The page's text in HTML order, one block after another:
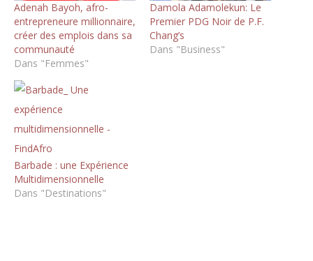
Adenah Bayoh, afro-
entrepreneure millionnaire,
créer des emplois dans sa
communauté
Dans "Femmes"
Damola Adamolekun: Le
Premier PDG Noir de P.F.
Chang’s
Dans "Business"
Barbade : une Expérience
Multidimensionnelle
Dans "Destinations"